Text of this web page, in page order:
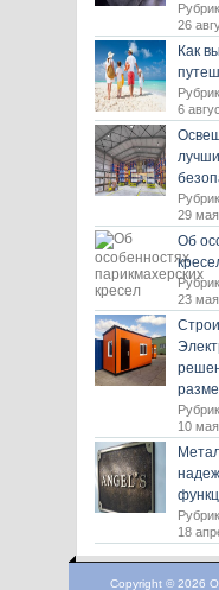
26
Как
6
29
Об
23
10
18
Copyright © 2026